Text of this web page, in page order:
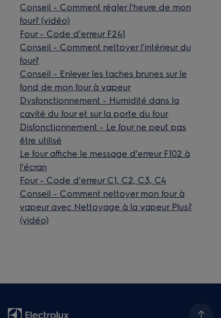
Conseil - Comment régler l'heure de mon
four? (vidéo)
Four - Code d'erreur F241
Conseil - Comment nettoyer l'intérieur du
four?
Conseil - Enlever les taches brunes sur le
fond de mon four à vapeur
Dysfonctionnement - Humidité dans la
cavité du four et sur la porte du four
Disfonctionnement - Le four ne peut pas
être utilisé
Le four affiche le message d'erreur F102 à
l'écran
Four - Code d'erreur C1, C2, C3, C4
Conseil - Comment nettoyer mon four à
vapeur avec Nettoyage à la vapeur Plus?
(vidéo)